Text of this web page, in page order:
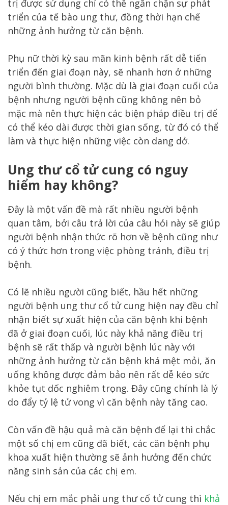
trị được sử dụng chỉ có thể ngăn chặn sự phát
triển của tế bào ung thư, đồng thời hạn chế
những ảnh hưởng từ căn bệnh.
Phụ nữ thời kỳ sau mãn kinh bệnh rất dễ tiến
triển đến giai đoạn này, sẽ nhanh hơn ở những
người bình thường. Mặc dù là giai đoạn cuối của
bệnh nhưng người bệnh cũng không nên bỏ
mặc mà nên thực hiện các biện pháp điều trị để
có thể kéo dài được thời gian sống, từ đó có thể
làm và thực hiện những việc còn dang dở.
Ung thư cổ tử cung có nguy
hiểm hay không?
Đây là một vấn đề mà rất nhiều người bệnh
quan tâm, bởi câu trả lời của câu hỏi này sẽ giúp
người bệnh nhận thức rõ hơn về bệnh cũng như
có ý thức hơn trong việc phòng tránh, điều trị
bệnh.
Có lẽ nhiều người cũng biết, hầu hết những
người bệnh ung thư cổ tử cung hiện nay đều chỉ
nhận biết sự xuất hiện của căn bệnh khi bệnh
đã ở giai đoạn cuối, lúc này khả năng điều trị
bệnh sẽ rất thấp và người bệnh lúc này với
những ảnh hưởng từ căn bệnh khá mệt mỏi, ăn
uống không được đảm bảo nên rất dễ kéo sức
khỏe tụt dốc nghiêm trọng. Đây cũng chính là lý
do đẩy tỷ lệ tử vong vì căn bệnh này tăng cao.
Còn vấn đề hậu quả mà căn bệnh để lại thì chắc
một số chị em cũng đã biết, các căn bệnh phụ
khoa xuất hiện thường sẽ ảnh hưởng đến chức
năng sinh sản của các chị em.
Nếu chị em mắc phải ung thư cổ tử cung thì khả